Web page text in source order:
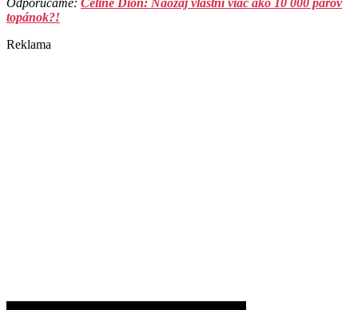
Odporúčame: Céline Dion: Naozaj vlastní viac ako 10 000 párov
topánok?!
Reklama